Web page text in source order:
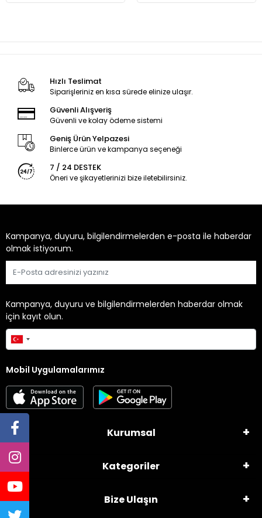
Hızlı Teslimat
Siparişleriniz en kısa sürede elinize ulaşır.
Güvenli Alışveriş
Güvenli ve kolay ödeme sistemi
Geniş Ürün Yelpazesi
Binlerce ürün ve kampanya seçeneği
7 / 24 DESTEK
Öneri ve şikayetlerinizi bize iletebilirsiniz.
Kampanya, duyuru, bilgilendirmelerden e-posta ile haberdar
olmak istiyorum.
Kampanya, duyuru ve bilgilendirmelerden haberdar olmak
için kayıt olun.
Mobil Uygulamalarımız
Kurumsal
Kategoriler
Bize Ulaşın